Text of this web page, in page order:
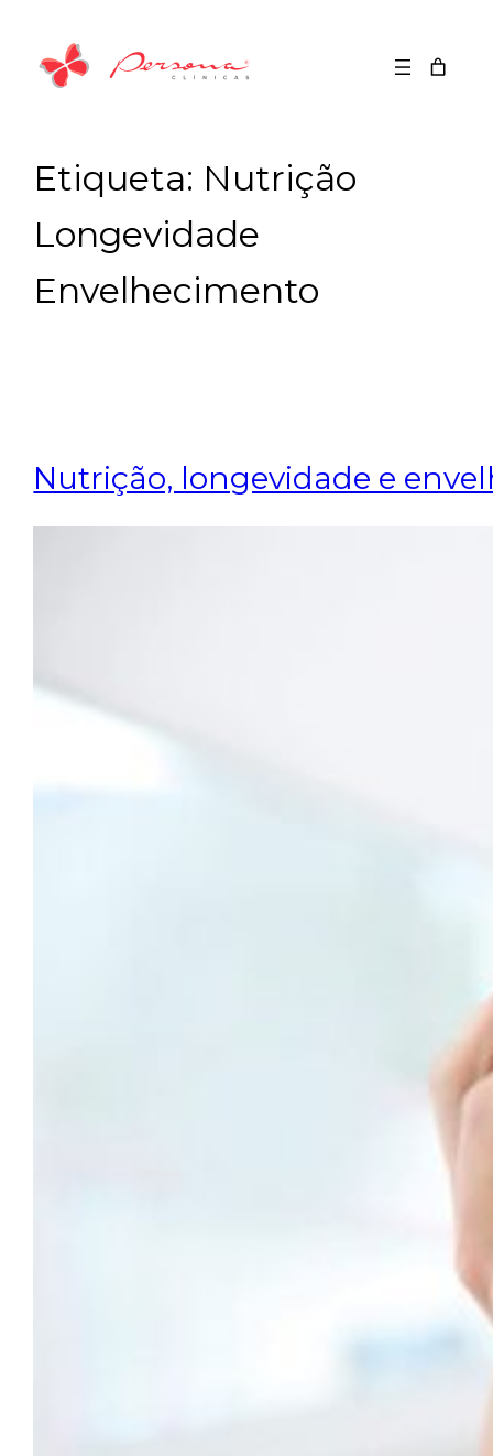
Etiqueta: Nutrição
Longevidade
Envelhecimento
Nutrição, longevidade e